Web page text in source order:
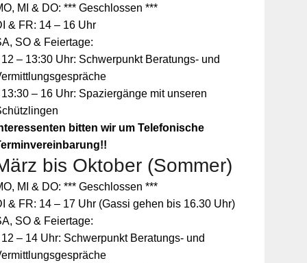
MI & DO: *** Geschlossen ***
& FR: 14 – 16 Uhr
SO & Feiertage:
12 – 13:30 Uhr: Schwerpunkt Beratungs- und
13:30 – 16 Uhr: Spaziergänge mit unseren
bitten wir um Telefonische
bis Oktober (Sommer)
MI & DO: *** Geschlossen ***
& FR: 14 – 17 Uhr (Gassi gehen bis 16.30 Uhr)
SO & Feiertage:
12 – 14 Uhr: Schwerpunkt Beratungs- und